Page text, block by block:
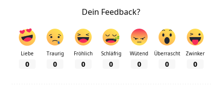
Dein Feedback?
Liebe
0
Traurig
0
Fröhlich
0
Schläfrig
0
Wütend
0
Überrascht
0
Zwinker
0